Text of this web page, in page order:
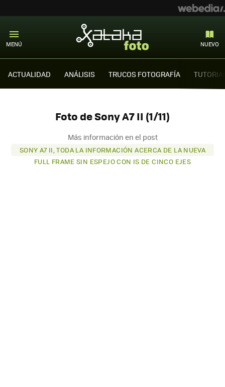
MENÚ NUEVO
ACTUALIDAD ANÁLISIS TRUCOS FOTOGRAFÍA
Foto de Sony A7 II (1/11)
Más información en el post
SONY A7 II, TODA LA INFORMACIÓN ACERCA DE LA NUEVA
FULL FRAME SIN ESPEJO CON IS DE CINCO EJES